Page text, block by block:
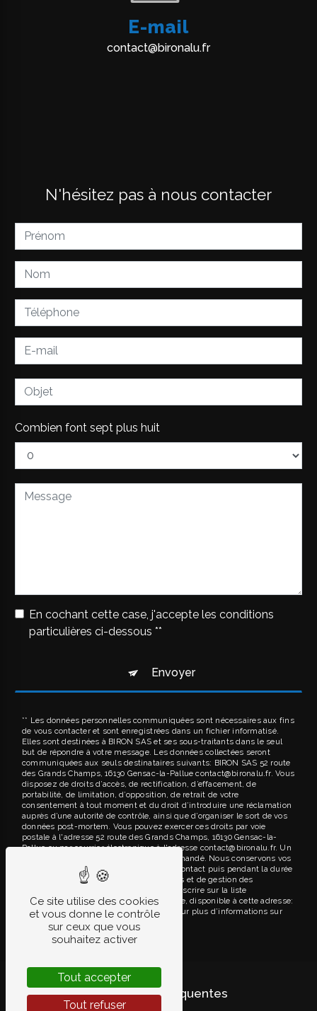
E-mail
contact@bironalu.fr
N'hésitez pas à nous contacter
Combien font sept plus huit
En cochant cette case, j'accepte les conditions
particulières ci-dessous **
Envoyer
** Les données personnelles communiquées sont nécessaires aux fins
de vous contacter et sont enregistrées dans un fichier informatisé.
Elles sont destinées à BIRON SAS et ses sous-traitants dans le seul
but de répondre à votre message. Les données collectées seront
communiquées aux seuls destinataires suivants: BIRON SAS 52 route
des Grands Champs, 16130 Gensac-la-Pallue contact@bironalu.fr. Vous
disposez de droits d’accès, de rectification, d’effacement, de
portabilité, de limitation, d’opposition, de retrait de votre
consentement à tout moment et du droit d’introduire une réclamation
auprès d’une autorité de contrôle, ainsi que d’organiser le sort de vos
données post-mortem. Vous pouvez exercer ces droits par voie
postale à l'adresse 52 route des Grands Champs, 16130 Gensac-la-
Pallue ou par courrier électronique à l'adresse contact@bironalu.fr. Un
justificatif d'identité pourra vous être demandé. Nous conservons vos
données pendant la période de prise de contact puis pendant la durée
de prescription légale aux fins probatoires et de gestion des
contentieux. Vous avez le droit de vous inscrire sur la liste
d'opposition au démarchage téléphonique, disponible à cette adresse:
Bloctel.gouv.fr. Consultez le site cnil.fr pour plus d’informations sur
Recherches fréquentes
Ce site utilise des cookies
et vous donne le contrôle
sur ceux que vous
souhaitez activer
Tout accepter
Tout refuser